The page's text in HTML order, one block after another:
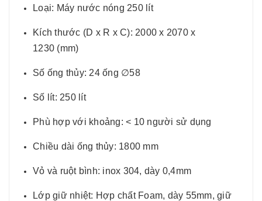
Loại: Máy nước nóng 250 lít
Kích thước (D x R x C): 2000 x 2070 x
1230 (mm)
Số ống thủy: 24 ống ∅58
Số lít: 250 lít
Phù hợp với khoảng: < 10 người sử dụng
Chiều dài ống thủy: 1800 mm
Vỏ và ruột bình: inox 304, dày 0,4mm
Lớp giữ nhiệt: Hợp chất Foam, dày 55mm, giữ